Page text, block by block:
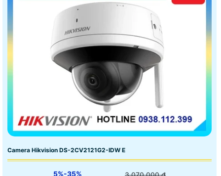
Camera Hikvision DS-2CV2121G2-IDW E
5%-35%